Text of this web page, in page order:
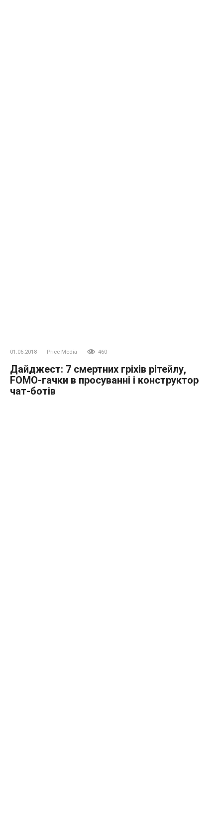
01.06.2018 Price Media 460
Дайджест: 7 смертних гріхів рітейлу,
FOMO-гачки в просуванні і конструктор
чат-ботів